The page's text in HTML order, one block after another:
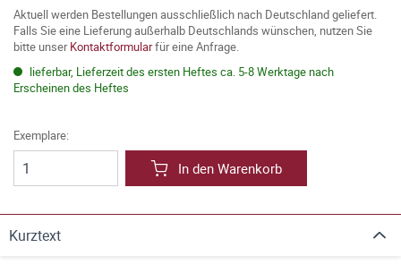
Aktuell werden Bestellungen ausschließlich nach Deutschland geliefert.
Falls Sie eine Lieferung außerhalb Deutschlands wünschen, nutzen Sie
bitte unserKontaktformularfür eine Anfrage.
lieferbar, Lieferzeit des ersten Heftes ca. 5-8 Werktage nach
Erscheinen des Heftes
Exemplare:
In den Warenkorb
Kurztext